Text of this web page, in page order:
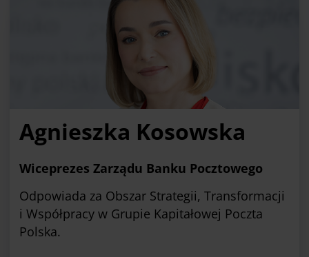
Agnieszka Kosowska
Wiceprezes Zarządu Banku Pocztowego
Odpowiada za Obszar Strategii, Transformacji
i Współpracy w Grupie Kapitałowej Poczta
Polska.